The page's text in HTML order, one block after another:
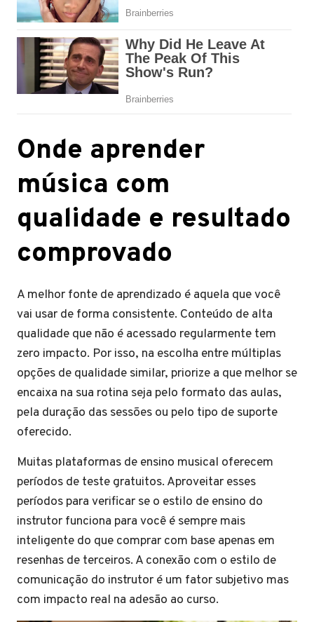
Onde aprender
música com
qualidade e resultado
comprovado
A melhor fonte de aprendizado é aquela que você
vai usar de forma consistente. Conteúdo de alta
qualidade que não é acessado regularmente tem
zero impacto. Por isso, na escolha entre múltiplas
opções de qualidade similar, priorize a que melhor se
encaixa na sua rotina seja pelo formato das aulas,
pela duração das sessões ou pelo tipo de suporte
oferecido.
Muitas plataformas de ensino musical oferecem
períodos de teste gratuitos. Aproveitar esses
períodos para verificar se o estilo de ensino do
instrutor funciona para você é sempre mais
inteligente do que comprar com base apenas em
resenhas de terceiros. A conexão com o estilo de
comunicação do instrutor é um fator subjetivo mas
com impacto real na adesão ao curso.